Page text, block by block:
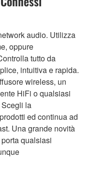
audio. Utilizza
oppure
tutto da
intuitiva e rapida.
wireless, un
HiFi o qualsiasi
la
ed continua ad
Una grande novità
qualsiasi